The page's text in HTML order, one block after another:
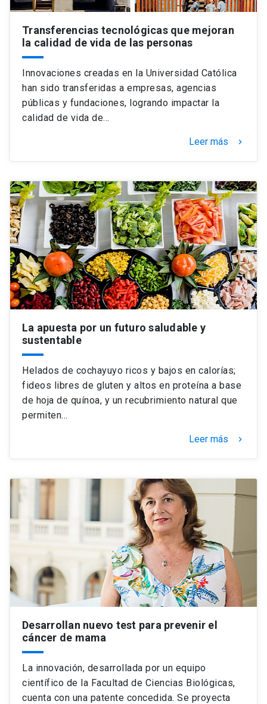
Transferencias tecnológicas que mejoran
la calidad de vida de las personas
Innovaciones creadas en la Universidad Católica
han sido transferidas a empresas, agencias
públicas y fundaciones, logrando impactar la
calidad de vida de…
Leer más keyboard_arrow_right
La apuesta por un futuro saludable y
sustentable
Helados de cochayuyo ricos y bajos en calorías;
fideos libres de gluten y altos en proteína a base
de hoja de quínoa, y un recubrimiento natural que
permiten…
Leer más keyboard_arrow_right
Desarrollan nuevo test para prevenir el
cáncer de mama
La innovación, desarrollada por un equipo
científico de la Facultad de Ciencias Biológicas,
cuenta con una patente concedida. Se proyecta